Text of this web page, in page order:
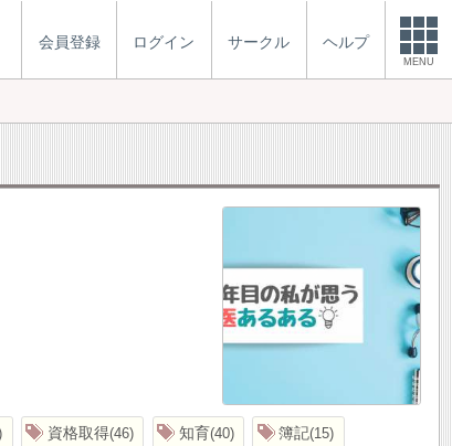
会員登録 ログイン サークル ヘルプ
MENU
資格取得 46 知育 40 簿記 15